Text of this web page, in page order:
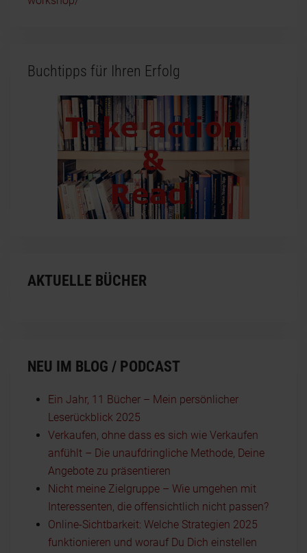
Buchtipps für Ihren Erfolg
AKTUELLE BÜCHER
NEU IM BLOG / PODCAST
Ein Jahr, 11 Bücher – Mein persönlicher
Leserückblick 2025
Verkaufen, ohne dass es sich wie Verkaufen
anfühlt – Die unaufdringliche Methode, Deine
Angebote zu präsentieren
Nicht meine Zielgruppe – Wie umgehen mit
Interessenten, die offensichtlich nicht passen?
Online-Sichtbarkeit: Welche Strategien 2025
funktionieren und worauf Du Dich einstellen